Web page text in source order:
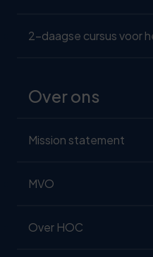
2-daagse cursus voor
Over ons
Mission statement
MVO
Over HOC